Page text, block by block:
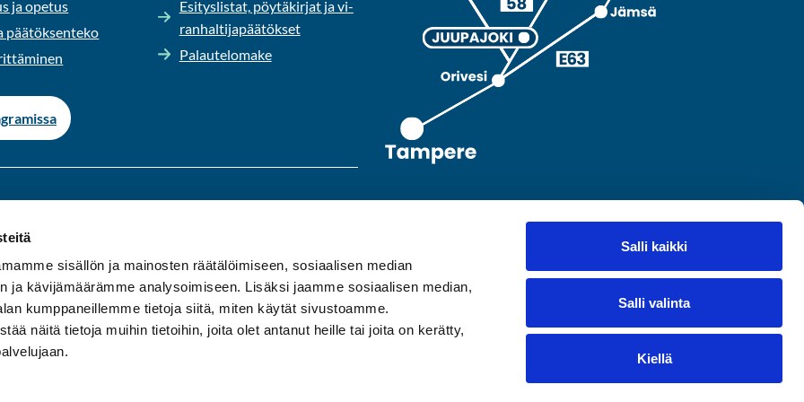
sisällön ja mainosten räätälöimiseen, sosiaalisen median
ja kävijämäärämme analysoimiseen. Lisäksi jaamme sosiaalisen median,
kumppaneillemme tietoja siitä, miten käytät sivustoamme.
näitä tietoja muihin tietoihin, joita olet antanut heille tai joita on kerätty,
Salli kaikki
Salli valinta
Kiellä
ja ope­tus
pää­tök­sen­te­ko
Esi­tys­lis­tat, pöy­tä­kir­jat ja vi­
ran­hal­ti­ja­pää­tök­set
Pa­lau­te­lo­ma­ke
per­jan­tai­hin klo 9-15.
kunta Ylä-​Pirkanmaalla. Meil­tä on hyvät
Tam­pe­reen seu­dul­le sekä ym­pä­ris­tö­kun­tiin Ori­ve­del­le,